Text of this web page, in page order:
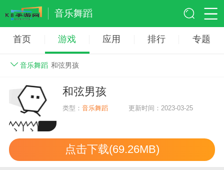
音乐舞蹈
首页 游戏 应用 排行 专题
音乐舞蹈 和弦男孩
和弦男孩
类型：音乐舞蹈 更新时间：2023-03-25
点击下载(69.26MB)